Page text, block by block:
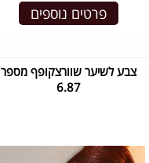
פרטים נוספים
צבע לשיער שוורצקופף מספר
6.87